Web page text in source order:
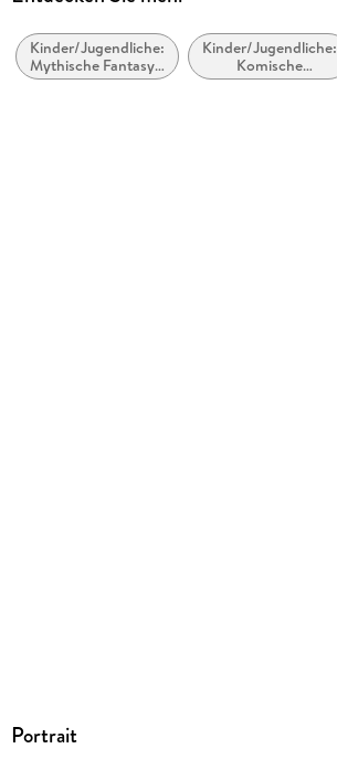
Autor/Autorin
Rick Riordan
Kinder/Jugendliche:
Mythische Fantasy /
Mythische Fiktion
Kinder/Jugendliche:
Komische
(humorvolle)
Portrait